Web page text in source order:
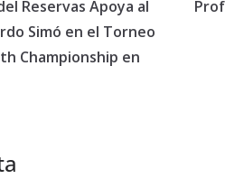
Reservas Apoya al
Simó en el Torneo
Championship en